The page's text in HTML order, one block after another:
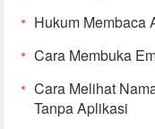
Hukum Membaca
Cara Membuka
Cara Melihat
Tanpa Aplikasi